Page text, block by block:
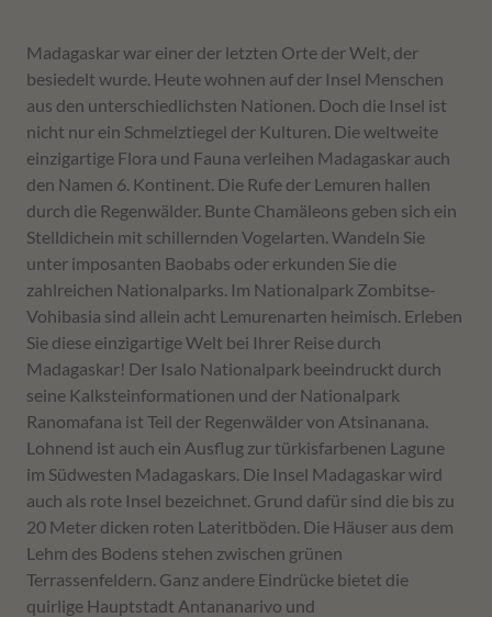
Madagaskar war einer der letzten Orte der Welt, der
besiedelt wurde. Heute wohnen auf der Insel Menschen
aus den unterschiedlichsten Nationen. Doch die Insel ist
nicht nur ein Schmelztiegel der Kulturen. Die weltweite
einzigartige Flora und Fauna verleihen Madagaskar auch
den Namen 6. Kontinent. Die Rufe der Lemuren hallen
durch die Regenwälder. Bunte Chamäleons geben sich ein
Stelldichein mit schillernden Vogelarten. Wandeln Sie
unter imposanten Baobabs oder erkunden Sie die
zahlreichen Nationalparks. Im Nationalpark Zombitse-
Vohibasia sind allein acht Lemurenarten heimisch. Erleben
Sie diese einzigartige Welt bei Ihrer Reise durch
Madagaskar! Der Isalo Nationalpark beeindruckt durch
seine Kalksteinformationen und der Nationalpark
Ranomafana ist Teil der Regenwälder von Atsinanana.
Lohnend ist auch ein Ausflug zur türkisfarbenen Lagune
im Südwesten Madagaskars. Die Insel Madagaskar wird
auch als rote Insel bezeichnet. Grund dafür sind die bis zu
20 Meter dicken roten Lateritböden. Die Häuser aus dem
Lehm des Bodens stehen zwischen grünen
Terrassenfeldern. Ganz andere Eindrücke bietet die
quirlige Hauptstadt Antananarivo und